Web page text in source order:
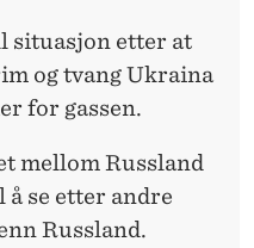
situasjon etter at
og tvang Ukraina
for gassen.
mellom Russland
se etter andre
Russland.